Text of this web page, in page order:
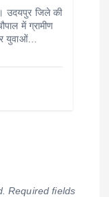
उदयपुर जिले की
में ग्रामीण
युवाओं…
Required fields